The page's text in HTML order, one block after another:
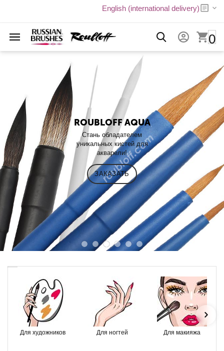
English (international delivery)
0
ROUBLOFF AQUA
Стань обладателем
уникальных кистей для
акварели!
ЗАКАЗАТЬ
Для художников Для ногтей Для макияжа